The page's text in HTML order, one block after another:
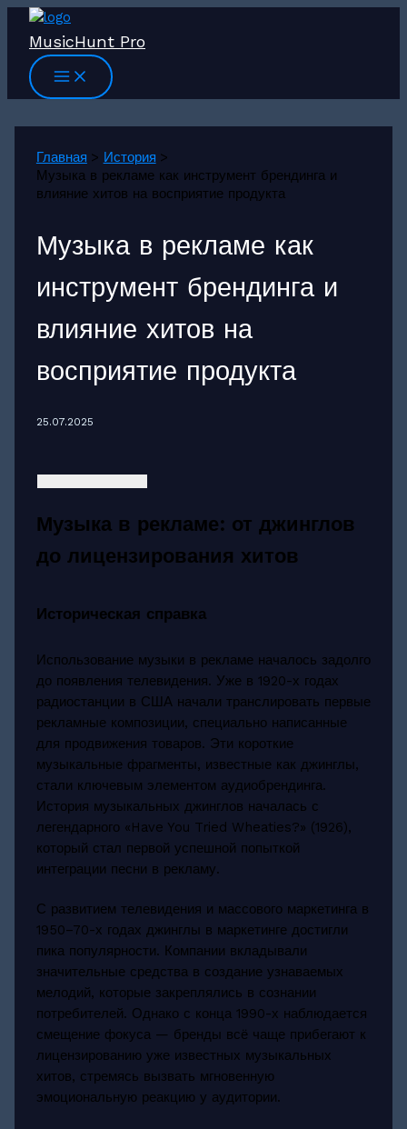
Перейти
содержимому
MusicHunt Pro
Главная
История
Музыка в рекламе как инструмент брендинга и
влияние хитов на восприятие продукта
Музыка в рекламе как
инструмент брендинга и
влияние хитов на
восприятие продукта
25.07.2025
Музыка в рекламе: от джинглов
до лицензирования хитов
Историческая справка
Использование музыки в рекламе началось задолго
до появления телевидения. Уже в 1920-х годах
радиостанции в США начали транслировать первые
рекламные композиции, специально написанные
для продвижения товаров. Эти короткие
музыкальные фрагменты, известные как джинглы,
стали ключевым элементом аудиобрендинга.
История музыкальных джинглов началась с
легендарного «Have You Tried Wheaties?» (1926),
который стал первой успешной попыткой
интеграции песни в рекламу.
С развитием телевидения и массового маркетинга в
1950–70-х годах джинглы в маркетинге достигли
пика популярности. Компании вкладывали
значительные средства в создание узнаваемых
мелодий, которые закреплялись в сознании
потребителей. Однако с конца 1990-х наблюдается
смещение фокуса — бренды всё чаще прибегают к
лицензированию уже известных музыкальных
хитов, стремясь вызвать мгновенную
эмоциональную реакцию у аудитории.